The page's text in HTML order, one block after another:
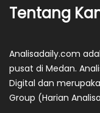
Tentang
Analisadaily.com
pusat di Medan.
Digital dan
Group (Harian